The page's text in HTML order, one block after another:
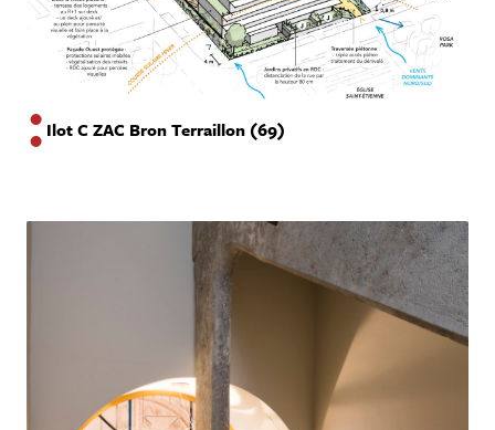
Ilot C ZAC Bron Terraillon (69)